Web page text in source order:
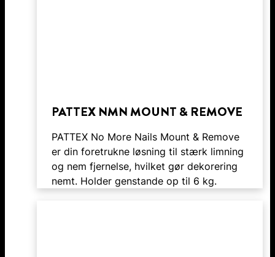
PATTEX NMN MOUNT & REMOVE
PATTEX No More Nails Mount & Remove
er din foretrukne løsning til stærk limning
og nem fjernelse, hvilket gør dekorering
nemt. Holder genstande op til 6 kg.